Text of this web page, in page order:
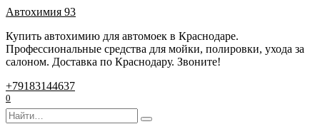
Перейти
содержанию
Автохимия 93
Купить автохимию для автомоек в Краснодаре.
Профессиональные средства для мойки, полировки, ухода за
салоном. Доставка по Краснодару. Звоните!
+79183144637
0
Search
for: